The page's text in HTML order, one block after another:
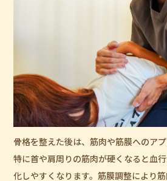
骨格を整えた後は、筋肉や筋膜へのアプ
特に首や肩周りの筋肉が硬くなると血
化しやすくなります。筋膜調整により